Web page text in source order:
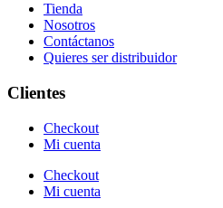
Tienda
Nosotros
Contáctanos
Quieres ser distribuidor
Clientes
Checkout
Mi cuenta
Checkout
Mi cuenta